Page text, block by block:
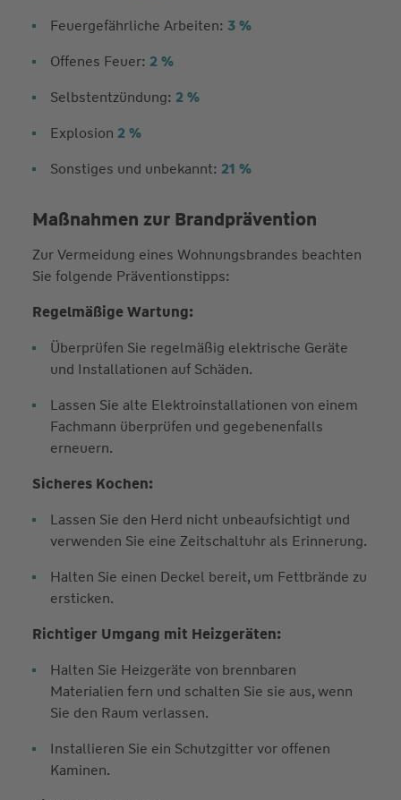
Feuergefährliche Arbeiten: 3 %
Offenes Feuer: 2 %
Selbstentzündung: 2 %
Explosion 2 %
Sonstiges und unbekannt: 21 %
Maßnahmen zur Brandprävention
Zur Vermeidung eines Wohnungsbrandes beachten
Sie folgende Präventionstipps:
Regelmäßige Wartung:
Überprüfen Sie regelmäßig elektrische Geräte
und Installationen auf Schäden.
Lassen Sie alte Elektroinstallationen von einem
Fachmann überprüfen und gegebenenfalls
erneuern.
Sicheres Kochen:
Lassen Sie den Herd nicht unbeaufsichtigt und
verwenden Sie eine Zeitschaltuhr als Erinnerung.
Halten Sie einen Deckel bereit, um Fettbrände zu
ersticken.
Richtiger Umgang mit Heizgeräten:
Halten Sie Heizgeräte von brennbaren
Materialien fern und schalten Sie sie aus, wenn
Sie den Raum verlassen.
Installieren Sie ein Schutzgitter vor offenen
Kaminen.